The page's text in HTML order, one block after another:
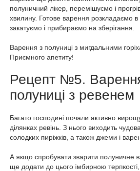
полуничний лікер, перемішуємо і
хвилину. Готове варення розкладаємо в
закатуємо і прибираємо на зберігання.
Варення з полуниці з мигдальними
Приємного апетиту!
Рецепт №5.
полуниці з ревенем
Багато господині почали активно
ділянках ревінь. З нього виходить
солодких пиріжків, а також джеми і
А якщо спробувати зварити полуничне
ще додати до цього імбирною